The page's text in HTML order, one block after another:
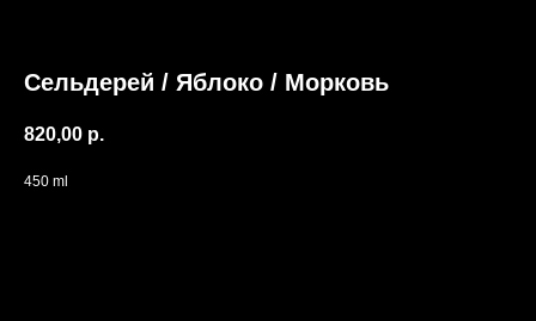
Сельдерей / Яблоко / Морковь
820,00 р.
450 ml